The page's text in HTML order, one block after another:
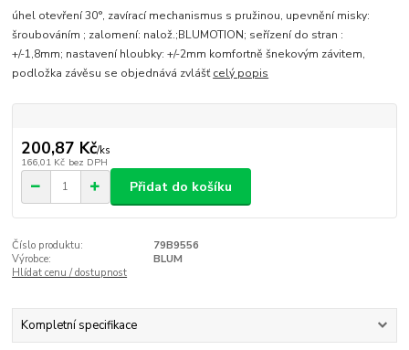
úhel otevření 30°, zavírací mechanismus s pružinou, upevnění misky:
šroubováním ; zalomení: nalož.;BLUMOTION; seřízení do stran :
+/-1,8mm; nastavení hloubky: +/-2mm komfortně šnekovým závitem,
podložka závěsu se objednává zvlášťcelý popis
200,87 Kč/ks
166,01 Kč bez DPH
Přidat do košíku
Číslo produktu:
79B9556
Výrobce:
BLUM
Hlídat cenu / dostupnost
Kompletní specifikace